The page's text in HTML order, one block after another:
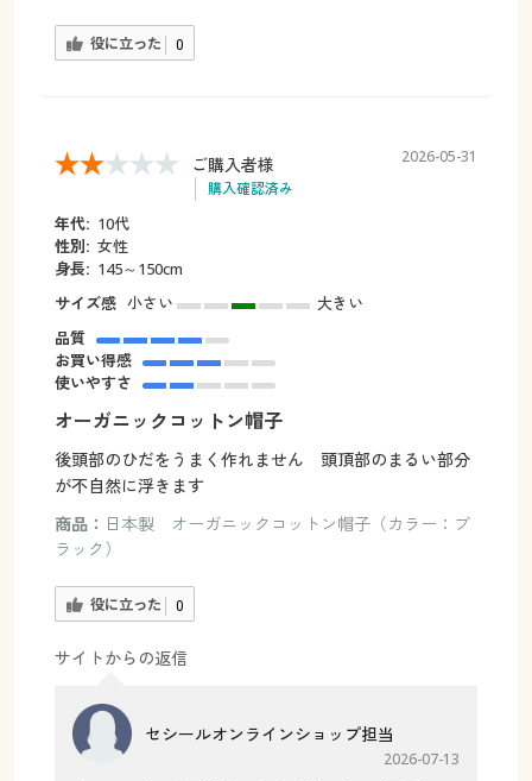
役に立った 0
ご購入者様
購入確認済み
2026-05-31
年代: 10代
性別: 女性
身長: 145～150cm
サイズ感 小さい
大きい
品質
お買い得感
使いやすさ
オーガニックコットン帽子
後頭部のひだをうまく作れません 頭頂部のまるい部分
が不自然に浮きます
商品： 日本製 オーガニックコットン帽子（カラー：ブ
ラック）
役に立った 0
サイトからの返信
セシールオンラインショップ担当
2026-07-13